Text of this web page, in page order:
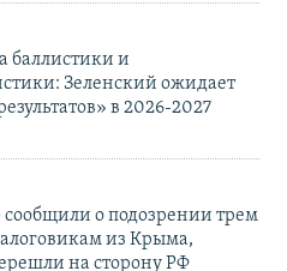
баллистики и
Зеленский ожидает
в 2026-2027
о подозрении трем
из Крыма,
на сторону РФ